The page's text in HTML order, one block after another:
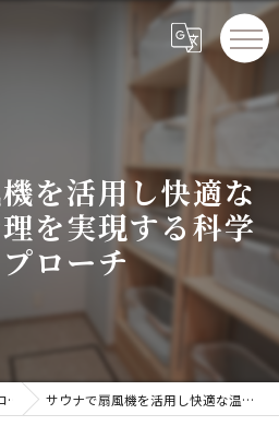
を活用し快適な
を実現する科学
ローチ
ム サウナで扇風機を活用し快適な温度と湿度管理を実現する科学的アプローチ